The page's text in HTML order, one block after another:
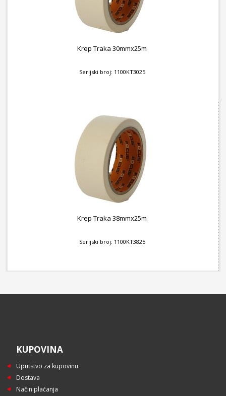
Krep Traka 30mmx25m
Serijski broj: 1100KT3025
Krep Traka 38mmx25m
Serijski broj: 1100KT3825
KUPOVINA
Uputstvo za kupovinu
Dostava
Način plaćanja